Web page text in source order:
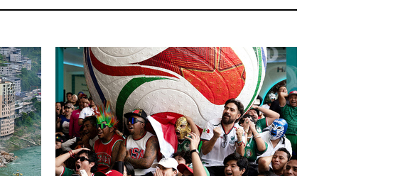
одобрил ужесточение
вчера, 20:00СК возбудил дело
против журналистки Катерины
Гордеевой о фейках о ВС
России
вчера, 19:45ISU предоставил
нейтральный статус
фигуристкам Валиевой и
Трусовой